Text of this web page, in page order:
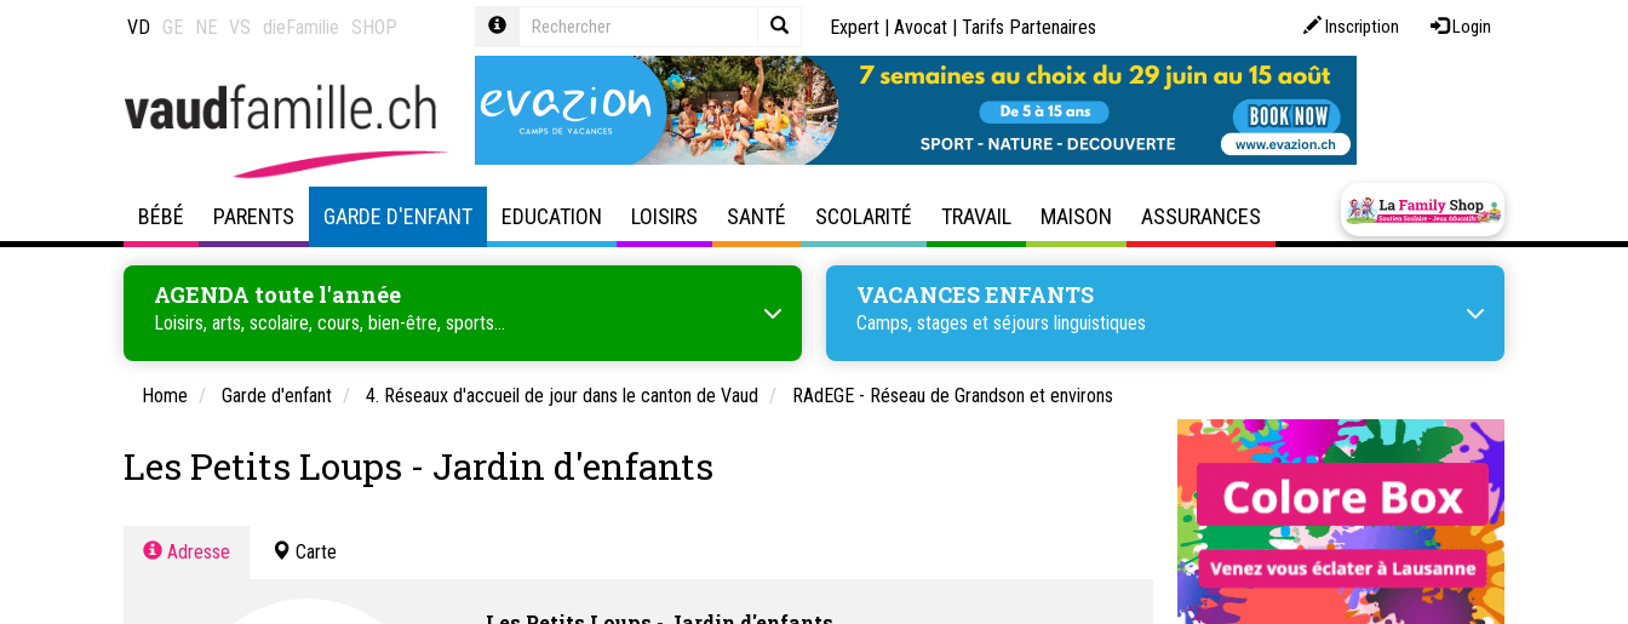
VD GE NE VS dieFamilie SHOP Inscription Login
Expert | Avocat | Tarifs Partenaires
BÉBÉ PARENTS GARDE D'ENFANT EDUCATION LOISIRS SANTÉ SCOLARITÉ TRAVAIL MAISON ASSURANCES
AGENDA toute l'année
Loisirs, arts, scolaire, cours, bien-être, sports...
VACANCES ENFANTS
Camps, stages et séjours linguistiques
Home Garde d'enfant 4. Réseaux d'accueil de jour dans le canton de Vaud RAdEGE - Réseau de Grandson et environs
Les Petits Loups - Jardin d'enfants
Adresse Carte